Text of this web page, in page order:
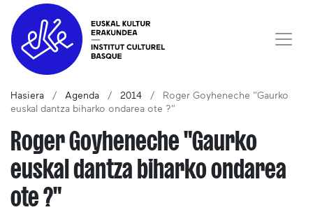
Hasiera Agenda 2014
Roger Goyheneche "Gaurko
euskal dantza biharko ondarea ote ?"
Roger Goyheneche "Gaurko
euskal dantza biharko ondarea
ote ?"